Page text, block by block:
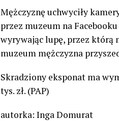
Mężczyznę uchwyciły
przez muzeum na
wyrywając lupę, przez którą
muzeum mężczyzna
Skradziony eksponat ma
tys. zł. (PAP)
autorka: Inga Domurat